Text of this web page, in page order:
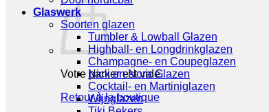
Votre panier est vide.
Retour à la boutique
Glaswerk
Soorten glazen
Tumbler & Lowball Glazen
Highball- en Longdrinkglazen
Champagne- en Coupeglazen
Nick en Nora Glazen
Cocktail- en Martiniglazen
Wijnglazen